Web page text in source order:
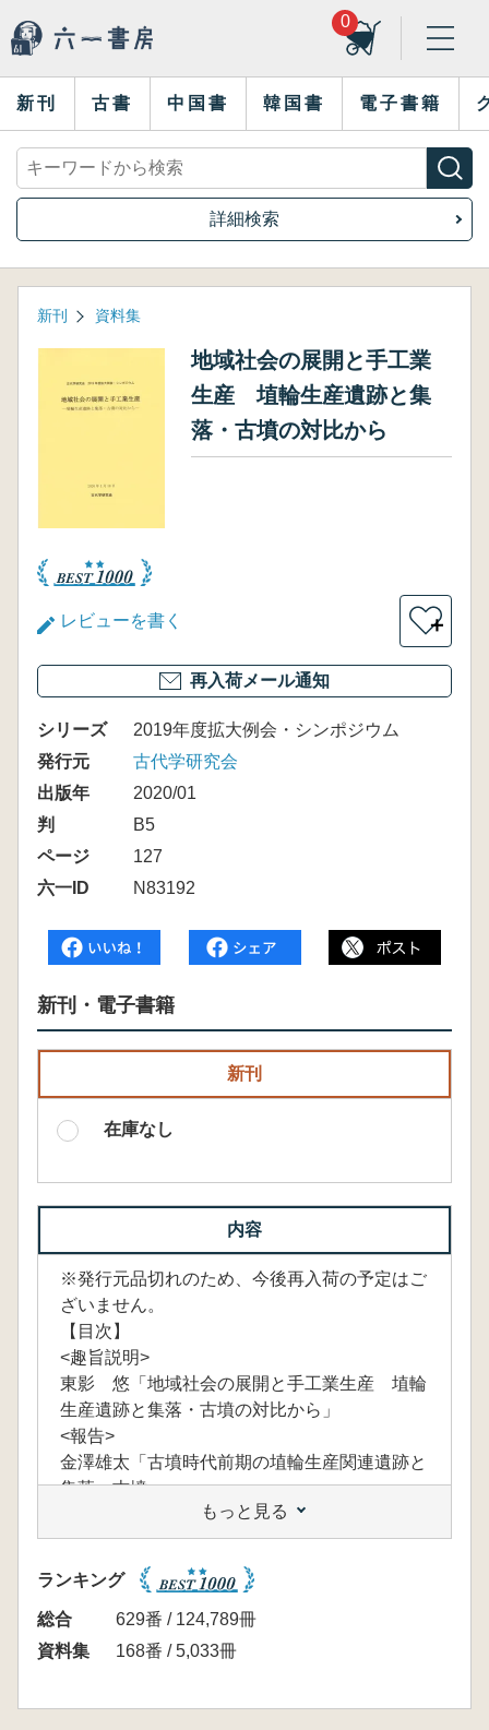
0
新刊 古書 中国書 韓国書 電子書籍
詳細検索
新刊 資料集
地域社会の展開と手工業
生産 埴輪生産遺跡と集
落・古墳の対比から
レビューを書く ＋
再入荷メール通知
シリーズ
2019年度拡大例会・シンポジウム
発行元
古代学研究会
出版年
2020/01
判
B5
ページ
127
六一ID
N83192
新刊・電子書籍
新刊
在庫なし
内容
※発行元品切れのため、今後再入荷の予定はご
ざいません。
【目次】
<趣旨説明>
東影 悠「地域社会の展開と手工業生産 埴輪
生産遺跡と集落・古墳の対比から」
<報告>
金澤雄太「古墳時代前期の埴輪生産関連遺跡と
集落・古墳」
花熊祐基「生産遺跡からみた後期の埴輪生産の
実態 古墳・集落との比較を通じて」
中久保辰夫「須恵器生産と地域社会の展開」
早野浩二「埴輪生産遺跡、集落と地域社会 尾
張とその周辺地域」
溝口優樹「文字資料からみた埴輪生産・造墓の
もっと見る
ランキング
総合
629番 / 124,789冊
資料集
168番 / 5,033冊